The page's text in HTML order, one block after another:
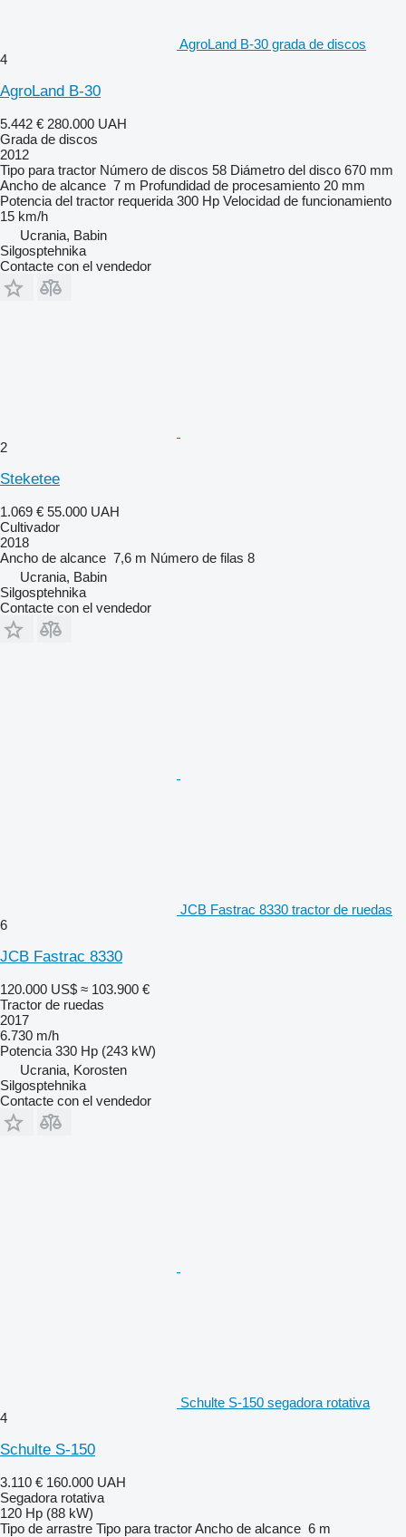
AgroLand B-30 grada de discos
4
AgroLand B-30
5.442 € 280.000 UAH
Grada de discos
2012
Tipo para tractor Número de discos 58 Diámetro del disco 670 mm
Ancho de alcance 7 m Profundidad de procesamiento 20 mm
Potencia del tractor requerida 300 Hp Velocidad de funcionamiento
15 km/h
Ucrania, Babin
Silgosptehnika
Contacte con el vendedor
2
Steketee
1.069 € 55.000 UAH
Cultivador
2018
Ancho de alcance 7,6 m Número de filas 8
Ucrania, Babin
Silgosptehnika
Contacte con el vendedor
JCB Fastrac 8330 tractor de ruedas
6
JCB Fastrac 8330
120.000 US$ ≈ 103.900 €
Tractor de ruedas
2017
6.730 m/h
Potencia 330 Hp (243 kW)
Ucrania, Korosten
Silgosptehnika
Contacte con el vendedor
Schulte S-150 segadora rotativa
4
Schulte S-150
3.110 € 160.000 UAH
Segadora rotativa
120 Hp (88 kW)
Tipo de arrastre Tipo para tractorAncho de alcance 6 m